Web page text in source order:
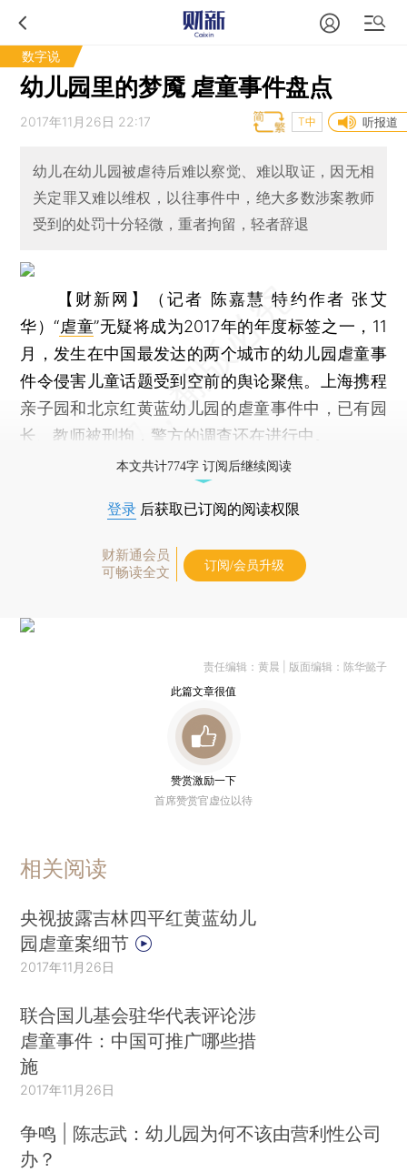
数字说
幼儿园里的梦魇 虐童事件盘点
2017年11月26日 22:17 听报道
T中
幼儿在幼儿园被虐待后难以察觉、难以取证，因无相
关定罪又难以维权，以往事件中，绝大多数涉案教师
受到的处罚十分轻微，重者拘留，轻者辞退
【财新网】（记者 陈嘉慧 特约作者 张艾
华）“虐童”无疑将成为2017年的年度标签之一，11
月，发生在中国最发达的两个城市的幼儿园虐童事
件令侵害儿童话题受到空前的舆论聚焦。上海携程
亲子园和北京红黄蓝幼儿园的虐童事件中，已有园
长、教师被刑拘，警方的调查还在进行中。
本文共计774字 订阅后继续阅读
登录 后获取已订阅的阅读权限
财新通会员
可畅读全文
订阅/会员升级
责任编辑：黄晨 | 版面编辑：陈华懿子
此篇文章很值
赞赏激励一下
首席赞赏官虚位以待
相关阅读
央视披露吉林四平红黄蓝幼儿
园虐童案细节
2017年11月26日
联合国儿基会驻华代表评论涉
虐童事件：中国可推广哪些措
施
2017年11月26日
争鸣 | 陈志武：幼儿园为何不该由营利性公司
办？